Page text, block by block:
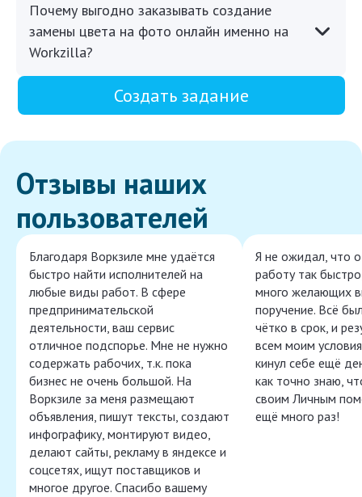
Почему выгодно заказывать создание
замены цвета на фото онлайн именно на
Workzilla?
Создать задание
Отзывы наших
пользователей
Благодаря Воркзиле мне удаётся
быстро найти исполнителей на
любые виды работ. В сфере
предпринимательской
деятельности, ваш сервис
отличное подспорье. Мне не нужно
содержать рабочих, т.к. пока
бизнес не очень большой. На
Воркзиле за меня размещают
объявления, пишут тексты, создают
инфографику, монтируют видео,
делают сайты, рекламу в яндексе и
соцсетях, ищут поставщиков и
многое другое. Спасибо вашему
Я не ожидал, что
работу так
много желающих
поручение. Всё
чётко в срок, и
всем моим
кинул себе ещё
как точно знаю,
своим Личным
ещё много раз!